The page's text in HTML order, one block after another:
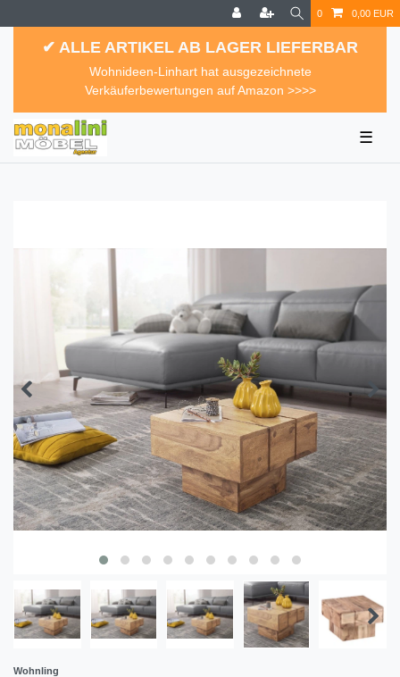
0 0,00 EUR
✔ ALLE ARTIKEL AB LAGER LIEFERBAR
Wohnideen-Linhart hat ausgezeichnete
Verkäuferbewertungen auf Amazon >>>>
☰
Wohnling